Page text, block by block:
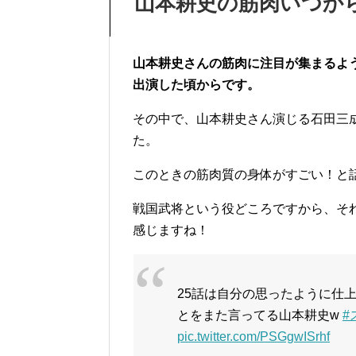
山本耕史さんの筋肉に注目が集まる
出演した頃からです。
その中で、山本耕史さん演じる石田
た。
このときの筋肉質の身体がすごい！と
戦国武将という役どころですから、
感じますね！
25話は自分の思ったように仕
とをまた言ってる山本耕史w #
pic.twitter.com/PSGgwISrhf